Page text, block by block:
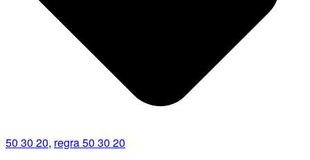
50 30 20, regra 50 30 20